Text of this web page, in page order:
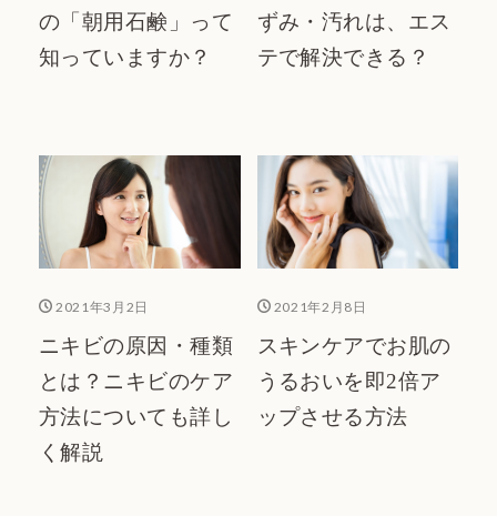
の「朝用石鹸」って
知っていますか？
ずみ・汚れは、エス
テで解決できる？
2021年3月2日
ニキビの原因・種類
とは？ニキビのケア
方法についても詳し
く解説
2021年2月8日
スキンケアでお肌の
うるおいを即2倍ア
ップさせる方法